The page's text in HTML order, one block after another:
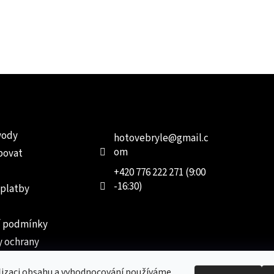
podmínky
ochrany
hotovebryle@gmail.c
om
+420 776 222 271 (9:00
-16:30)